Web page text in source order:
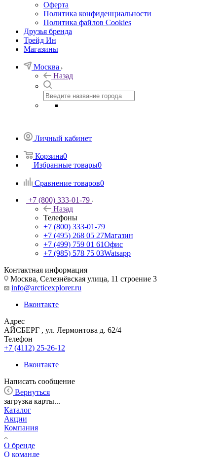
Оферта
Политика конфиденциальности
Политика файлов Cookies
Друзья бренда
Трейд Ин
Магазины
Москва
Назад
Личный кабинет
Корзина0
Избранные товары0
Сравнение товаров0
+7 (800) 333-01-79
Назад
Телефоны
+7 (800) 333-01-79
+7 (495) 268 05 27Магазин
+7 (499) 759 01 61Офис
+7 (985) 578 75 03Watsapp
Контактная информация
Москва, Селезнёвская улица, 11 строение 3
info@arcticexplorer.ru
Вконтакте
Адрес
АЙСБЕРГ , ул. Лермонтова д. 62/4
Телефон
+7 (4112) 25-26-12
Вконтакте
Написать сообщение
Вернуться
загрузка карты...
Каталог
Акции
Компания
О бренде
О команде